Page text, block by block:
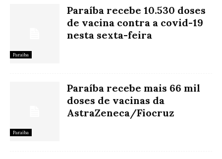
Paraíba
Paraíba recebe 10.530 doses
de vacina contra a covid-19
nesta sexta-feira
Paraíba
Paraíba recebe mais 66 mil
doses de vacinas da
AstraZeneca/Fiocruz